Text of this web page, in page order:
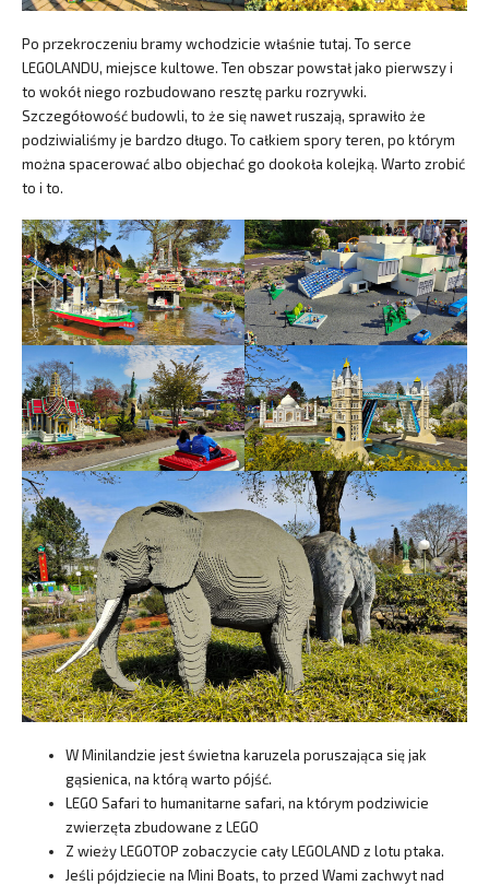
Po przekroczeniu bramy wchodzicie właśnie tutaj. To serce
LEGOLANDU, miejsce kultowe. Ten obszar powstał jako pierwszy i
to wokół niego rozbudowano resztę parku rozrywki.
Szczegółowość budowli, to że się nawet ruszają, sprawiło że
podziwialiśmy je bardzo długo. To całkiem spory teren, po którym
można spacerować albo objechać go dookoła kolejką. Warto zrobić
to i to.
W Minilandzie jest świetna karuzela poruszająca się jak
gąsienica, na którą warto pójść.
LEGO Safari to humanitarne safari, na którym podziwicie
zwierzęta zbudowane z LEGO
Z wieży LEGOTOP zobaczycie cały LEGOLAND z lotu ptaka.
Jeśli pójdziecie na Mini Boats, to przed Wami zachwyt nad